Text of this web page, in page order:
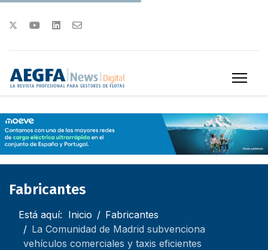
Fabricantes
Está aquí: Inicio
Fabricantes
La Comunidad de Madrid subvenciona
vehículos comerciales y taxis eficientes